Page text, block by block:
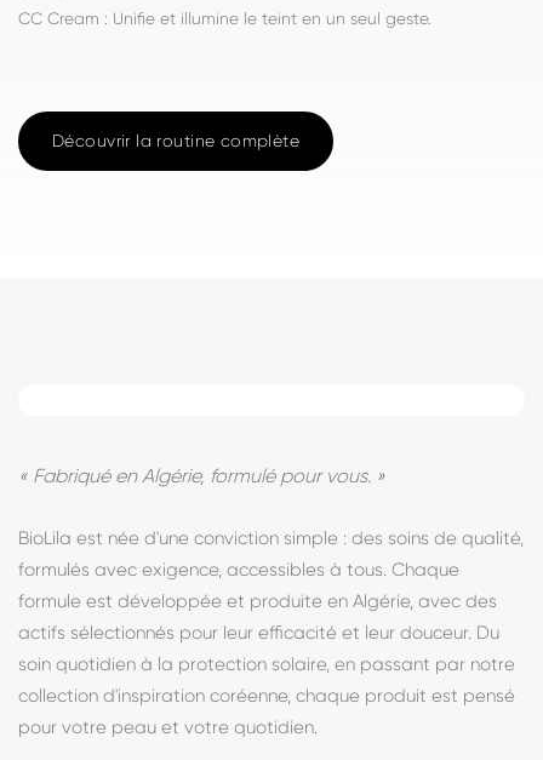
CC Cream : Unifie et illumine le teint en un seul geste.
Découvrir la routine complète